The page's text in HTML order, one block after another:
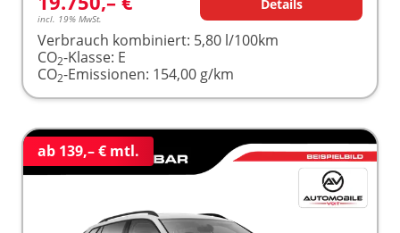
incl. 19% MwSt.
Details
Verbrauch kombiniert: 5,80 l/100km
CO2-Klasse: E
CO2-Emissionen: 154,00 g/km
ab 139,– € mtl.